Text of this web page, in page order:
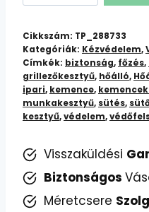
kesztyű
mennyiség
Cikkszám: TP_288733
Kategóriák: Kézvédelem,
Címkék: biztonság, főzés,
grillezőkesztyű, hőálló,
ipari, kemence,
munkakesztyű, sütés,
kesztyű,védelem,
Visszaküldési
Biztonságos
Méretcsere